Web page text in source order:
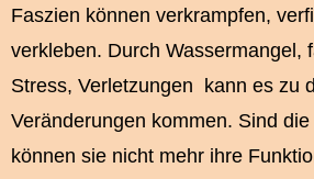
Faszien können verkrampfen,
verkleben. Durch Wassermangel,
Stress, Verletzungen
kann es zu
Veränderungen kommen. Sind
können sie nicht mehr ihre